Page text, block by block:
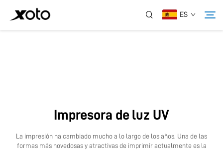
ES
Impresora de luz UV
La impresión ha cambiado mucho a lo largo de los años. Una de las
formas más novedosas y atractivas de imprimir actualmente es la